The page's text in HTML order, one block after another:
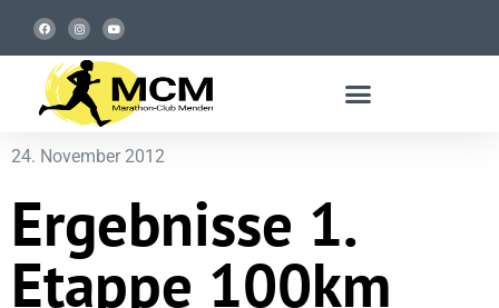
24. November 2012
Ergebnisse 1.
Etappe 100km